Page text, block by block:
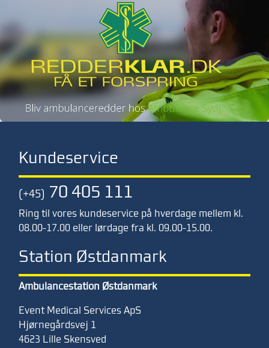
Kundeservice
(+45) 70 405 111
Ring til vores kundeservice på hverdage mellem kl.
08.00-17.00 eller lørdage fra kl. 09.00-15.00.
Station Østdanmark
Ambulancestation Østdanmark
Event Medical Services ApS
Hjørnegårdsvej 1
4623 Lille Skensved